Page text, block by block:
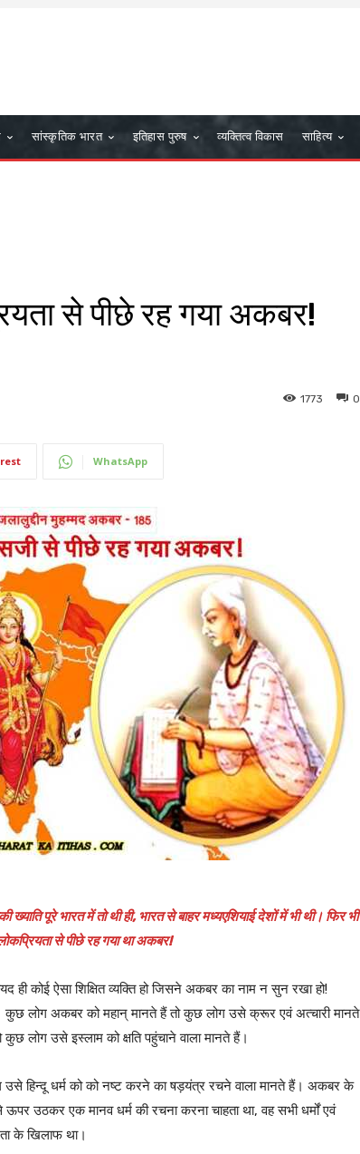
सांस्कृतिक भारत इतिहास पुरुष व्यक्तित्व विकास साहित्य
से पीछे रह गया अकबर!
0
1773
WhatsApp
पूरे भारत में तो थी ही, भारत से बाहर मध्यएशियाई देशों में भी थी। फिर भी
से पीछे रह गया था अकबर!
कोई ऐसा शिक्षित व्यक्ति हो जिसने अकबर का नाम न सुन रखा हो!
लोग अकबर को महान् मानते हैं तो कुछ लोग उसे क्रूर एवं अत्चारी मानते
लोग उसे इस्लाम को क्षति पहुंचाने वाला मानते हैं।
हिन्दू धर्म को को नष्ट करने का षड़यंत्र रचने वाला मानते हैं। अकबर के
उठकर एक मानव धर्म की रचना करना चाहता था, वह सभी धर्मों एवं
के खिलाफ था।